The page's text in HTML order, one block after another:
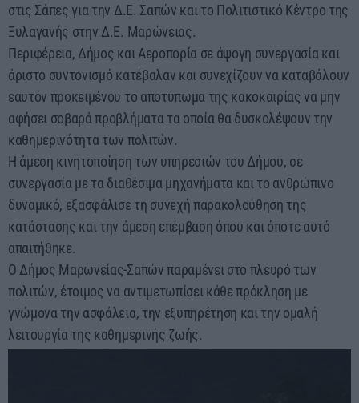
στις Σάπες για την Δ.Ε. Σαπών και το Πολιτιστικό Κέντρο της
Ξυλαγανής στην Δ.Ε. Μαρώνειας.
Περιφέρεια, Δήμος και Αεροπορία σε άψογη συνεργασία και
άριστο συντονισμό κατέβαλαν και συνεχίζουν να καταβάλουν
εαυτόν προκειμένου το αποτύπωμα της κακοκαιρίας να μην
αφήσει σοβαρά προβλήματα τα οποία θα δυσκολέψουν την
καθημερινότητα των πολιτών.
Η άμεση κινητοποίηση των υπηρεσιών του Δήμου, σε
συνεργασία με τα διαθέσιμα μηχανήματα και το ανθρώπινο
δυναμικό, εξασφάλισε τη συνεχή παρακολούθηση της
κατάστασης και την άμεση επέμβαση όπου και όποτε αυτό
απαιτήθηκε.
Ο Δήμος Μαρωνείας-Σαπών παραμένει στο πλευρό των
πολιτών, έτοιμος να αντιμετωπίσει κάθε πρόκληση με
γνώμονα την ασφάλεια, την εξυπηρέτηση και την ομαλή
λειτουργία της καθημερινής ζωής.